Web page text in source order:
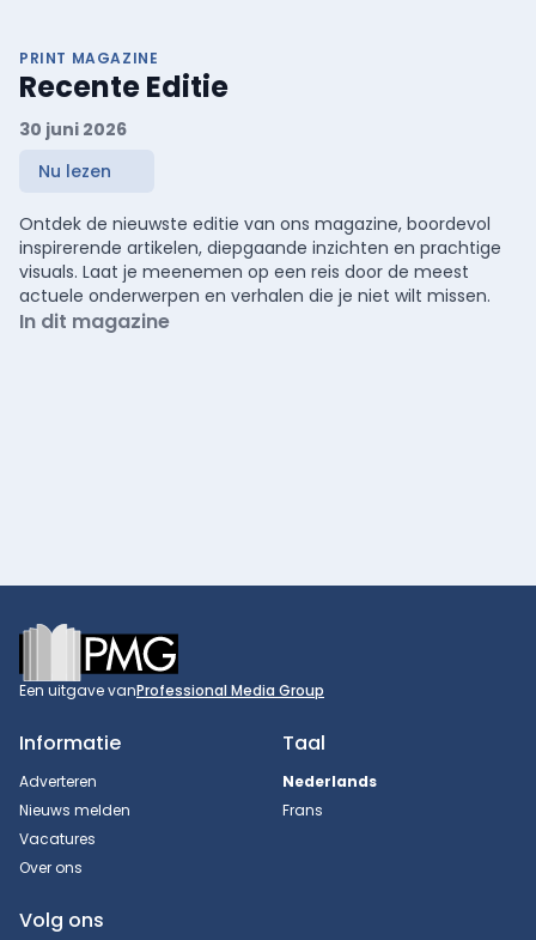
PRINT MAGAZINE
Recente Editie
30 juni 2026
Nu lezen
Ontdek de nieuwste editie van ons magazine, boordevol
inspirerende artikelen, diepgaande inzichten en prachtige
visuals. Laat je meenemen op een reis door de meest
actuele onderwerpen en verhalen die je niet wilt missen.
In dit magazine
Footer
Een uitgave vanProfessional Media Group
Informatie
Adverteren
Nieuws melden
Vacatures
Over ons
Taal
Nederlands
Frans
Volg ons